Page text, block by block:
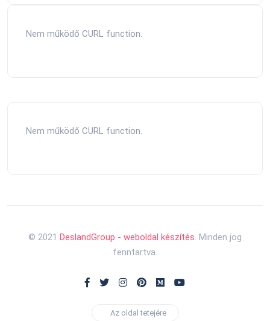
Nem működő CURL function.
Nem működő CURL function.
© 2021 DeslandGroup - weboldal készítés. Minden jog
fenntartva.
Az oldal tetejére